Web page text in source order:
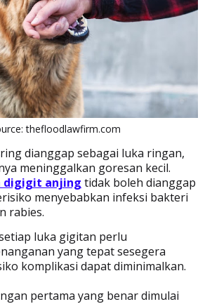
thefloodlawfirm.com
dianggap sebagai luka ringan,
meninggalkan goresan kecil.
digigit anjing tidak boleh dianggap
menyebabkan infeksi bakteri
rabies.
luka gigitan perlu
yang tepat sesegera
komplikasi dapat diminimalkan.
pertama yang benar dimulai